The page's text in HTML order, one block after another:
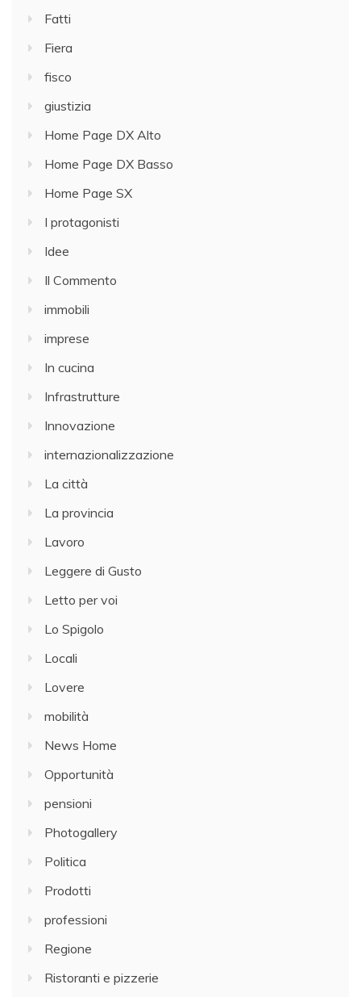
Fatti
Fiera
fisco
giustizia
Home Page DX Alto
Home Page DX Basso
Home Page SX
I protagonisti
Idee
Il Commento
immobili
imprese
In cucina
Infrastrutture
Innovazione
internazionalizzazione
La città
La provincia
Lavoro
Leggere di Gusto
Letto per voi
Lo Spigolo
Locali
Lovere
mobilità
News Home
Opportunità
pensioni
Photogallery
Politica
Prodotti
professioni
Regione
Ristoranti e pizzerie